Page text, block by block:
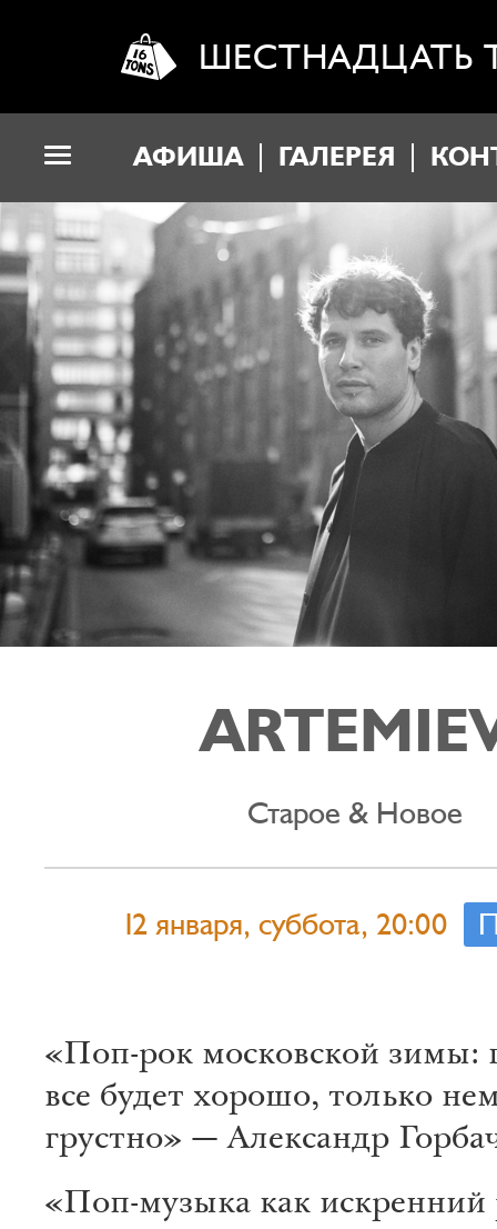
ШЕСТНАДЦАТЬ
АФИША ГАЛЕРЕЯ
Старое & Новое
12 января, суббота, 20:00
«Поп-рок московской зимы:
все будет хорошо, только
грустно» — Александр
«Поп-музыка как искренний